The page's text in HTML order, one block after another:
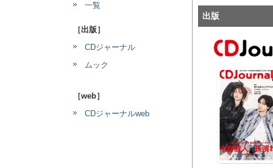
一覧
［出版］
CDジャーナル
ムック
［web］
CDジャーナルweb
出版